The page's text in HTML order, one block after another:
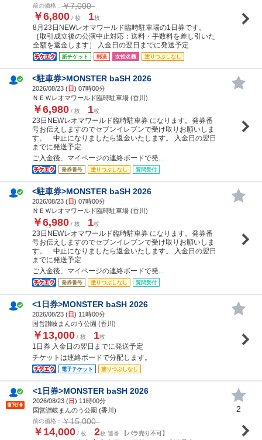
前の価格： ￥7,000
￥6,800 / 枚 1枚
8月23日NEWレオマワールド臨時駐車場の1日券です。
［取引成立後の公演中止対応：送料・手数料を差し引いた
全額を返金します］ 入金日の翌日までに発送予定
紙チケット 郵送 女性名義 塗りつぶしなし
<駐車券>MONSTER baSH 2026
2026/08/23 (日) 07時00分
ＮＥＷレオマワールド臨時駐車場 (香川)
￥6,980 / 枚 1枚
23日NEWレオマワールド臨時駐車券 になります。発券番
号お伝えしますのでセブンイレブンで受け取りお願いしま
す。 中止になりましたら返金いたします。 入金日の翌日
までに発送予定
ご入金後、マイページの連絡ボードで発...
発券番号 塗りつぶしなし 質問受付
<駐車券>MONSTER baSH 2026
2026/08/23 (日) 07時00分
ＮＥＷレオマワールド臨時駐車場 (香川)
￥6,980 / 枚 1枚
23日NEWレオマワールド臨時駐車券 になります。発券番
号お伝えしますのでセブンイレブンで受け取りお願いしま
す。 中止になりましたら返金いたします。 入金日の翌日
までに発送予定
ご入金後、マイページの連絡ボードで発...
発券番号 塗りつぶしなし 質問受付
<1日券>MONSTER baSH 2026
2026/08/23 (日) 11時00分
国営讃岐まんのう公園 (香川)
￥13,000 / 枚 1枚
1日券 入金日の翌日までに発送予定
チケットは連絡ボードで分配します。
電子チケット 塗りつぶしなし
<1日券>MONSTER baSH 2026
2026/08/23 (日) 11時00分
国営讃岐まんのう公園 (香川)
前の価格： ￥15,000
￥14,000 / 枚 2枚 連番 【バラ売り不可】
2